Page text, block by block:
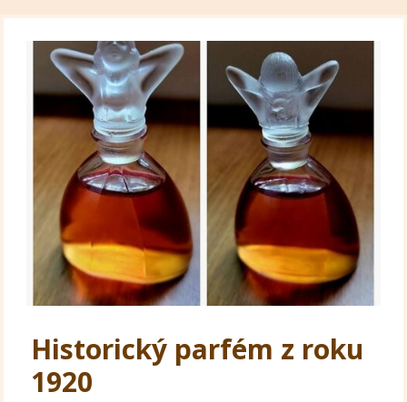
Historický parfém z roku
1920